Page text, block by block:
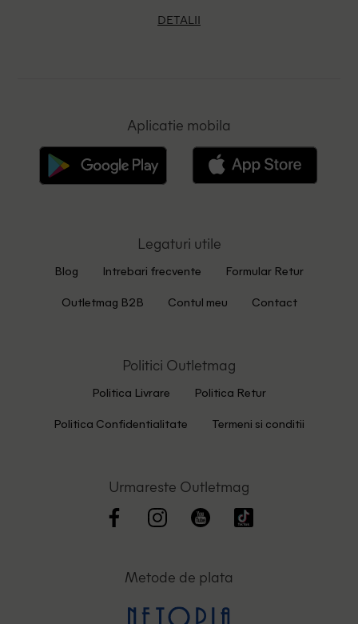
DETALII
Aplicatie mobila
Legaturi utile
Blog Intrebari frecvente Formular Retur
Outletmag B2B Contul meu Contact
Politici Outletmag
Politica Livrare Politica Retur
Politica Confidentialitate Termeni si conditii
Urmareste Outletmag
Metode de plata